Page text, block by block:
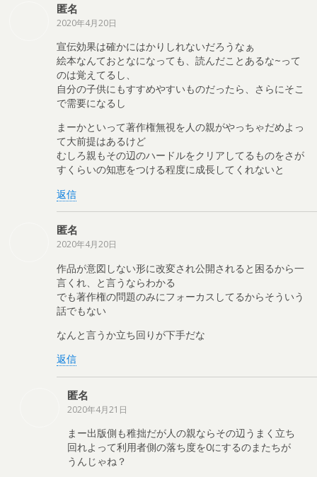
匿名
2020年4月20日
宣伝効果は確かにはかりしれないだろうなぁ
絵本なんておとなになっても、読んだことあるな~って
のは覚えてるし、
自分の子供にもすすめやすいものだったら、さらにそこ
で需要になるし
まーかといって著作権無視を人の親がやっちゃだめよっ
て大前提はあるけど
むしろ親もその辺のハードルをクリアしてるものをさが
すくらいの知恵をつける程度に成長してくれないと
返信
匿名
2020年4月20日
作品が意図しない形に改変され公開されると困るから一
言くれ、と言うならわかる
でも著作権の問題のみにフォーカスしてるからそういう
話でもない
なんと言うか立ち回りが下手だな
返信
匿名
2020年4月21日
まー出版側も稚拙だが人の親ならその辺うまく立ち
回れよって利用者側の落ち度を0にするのまたちが
うんじゃね？